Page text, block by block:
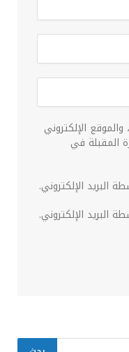
الإلكتروني
المقبلة في
البريد الإلكتروني.
البريد الإلكتروني.